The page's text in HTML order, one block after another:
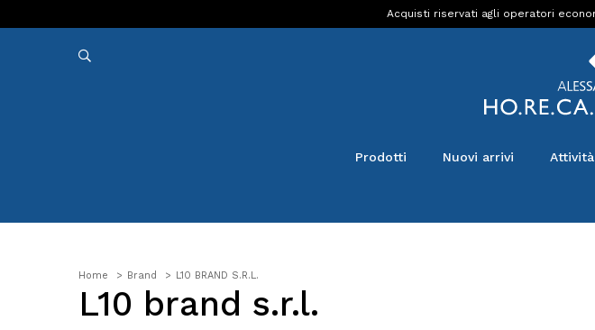
Acquisti riservati agli operatori
Prodotti Nuovi arrivi Attività
Home Brand L10 BRAND S.R.L.
L10 brand s.r.l.